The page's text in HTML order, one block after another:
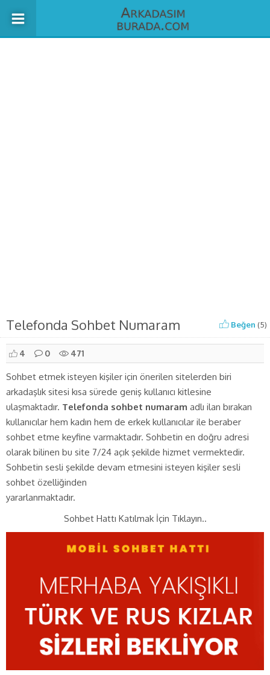
Telefonda Sohbet Numaram Beğen (5)
4 0 471
Sohbet etmek isteyen kişiler için önerilen sitelerden biri
arkadaşlık sitesi kısa sürede geniş kullanıcı kitlesine
ulaşmaktadır. Telefonda sohbet numaram adlı ilan bırakan
kullanıcılar hem kadın hem de erkek kullanıcılar ile beraber
sohbet etme keyfine varmaktadır. Sohbetin en doğru adresi
olarak bilinen bu site 7/24 açık şekilde hizmet vermektedir.
Sohbetin sesli şekilde devam etmesini isteyen kişiler sesli
sohbet özelliğinden
yararlanmaktadır.
Sohbet Hattı Katılmak İçin Tıklayın..